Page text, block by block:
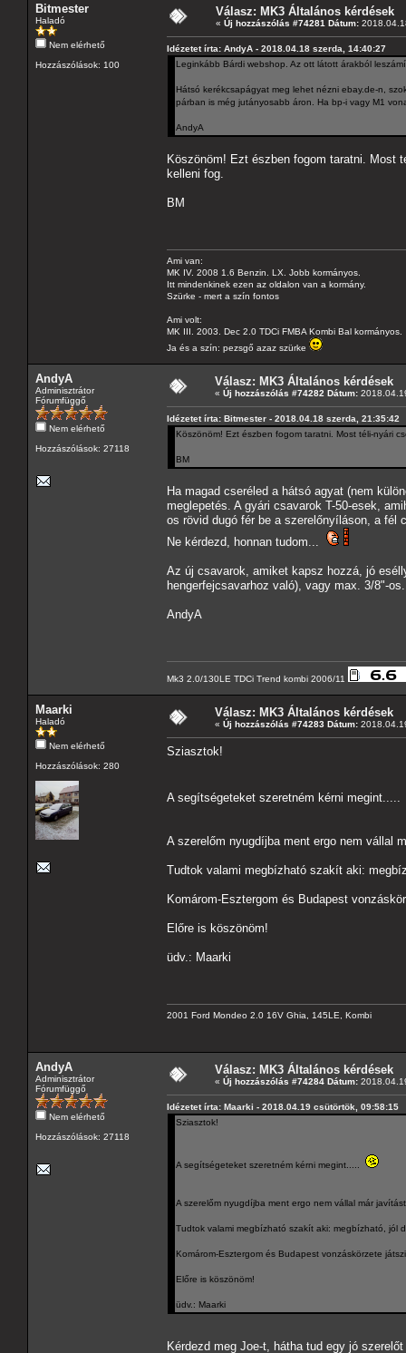
Bitmester
Haladó
Nem elérhető
Hozzászólások: 100
Válasz: MK3 Általános kérdések
« Új hozzászólás #74281 Dátum:
Idézetet írta: AndyA - 2018.04.18 szerda, 14:40:27
Leginkább Bárdi webshop. Az ott látott árakból
Hátsó kerékcsapágyat meg lehet nézni ebay.de-n,
párban is még jutányosabb áron. Ha bp-i vagy M1
AndyA
Köszönöm! Ezt észben fogom taratni. Most
kelleni fog.
BM
Ami van:
MK IV. 2008 1.6 Benzin. LX. Jobb kormányos.
Itt mindenkinek ezen az oldalon van a kormány.
Szürke - mert a szín fontos
Ami volt:
MK III. 2003. Dec 2.0 TDCi FMBA Kombi Bal kormányos.
Ja és a szín: pezsgő azaz szürke
AndyA
Adminisztrátor
Fórumfüggő
Nem elérhető
Hozzászólások: 27118
Válasz: MK3 Általános kérdések
« Új hozzászólás #74282 Dátum:
Idézetet írta: Bitmester - 2018.04.18 szerda, 21:35:42
Köszönöm! Ezt észben fogom taratni. Most téli-nyári
BM
Ha magad cseréled a hátsó agyat (nem
meglepetés. A gyári csavarok T-50-esek,
os rövid dugó fér be a szerelőnyíláson, a fél
Ne kérdezd, honnan tudom...
Az új csavarok, amiket kapsz hozzá, jó
hengerfejcsavarhoz való), vagy max. 3/8"-os.
AndyA
Mk3 2.0/130LE TDCi Trend kombi 2006/11
Maarki
Haladó
Nem elérhető
Hozzászólások: 280
Válasz: MK3 Általános kérdések
« Új hozzászólás #74283 Dátum:
Sziasztok!
A segítségeteket szeretném kérni
A szerelőm nyugdíjba ment ergo nem vállal
Tudtok valami megbízható szakít aki:
Komárom-Esztergom és Budapest
Előre is köszönöm!
üdv.: Maarki
2001 Ford Mondeo 2.0 16V Ghia, 145LE, Kombi
AndyA
Adminisztrátor
Fórumfüggő
Nem elérhető
Hozzászólások: 27118
Válasz: MK3 Általános kérdések
« Új hozzászólás #74284 Dátum:
Idézetet írta: Maarki - 2018.04.19 csütörtök, 09:58:15
Sziasztok!
A segítségeteket szeretném kérni megint.....
A szerelőm nyugdíjba ment ergo nem vállal már
Tudtok valami megbízható szakít aki: megbízható, jól
Komárom-Esztergom és Budapest vonzáskörzete
Előre is köszönöm!
üdv.: Maarki
Kérdezd meg Joe-t, hátha tud egy jó